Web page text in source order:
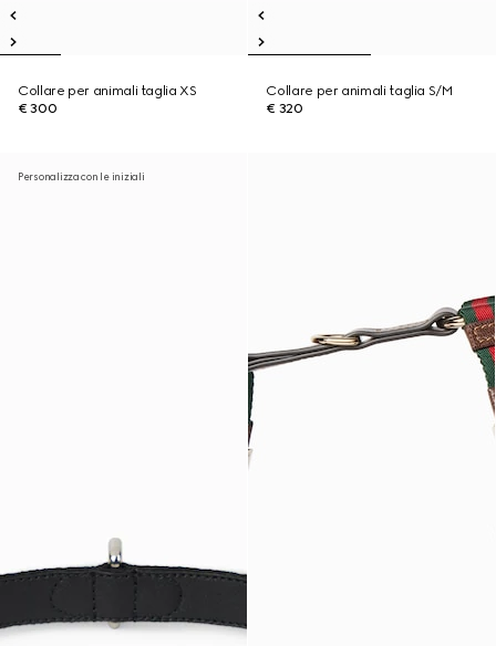
Collare per animali taglia XS
€ 300
Collare per animali taglia S/M
€ 320
Personalizza con le iniziali